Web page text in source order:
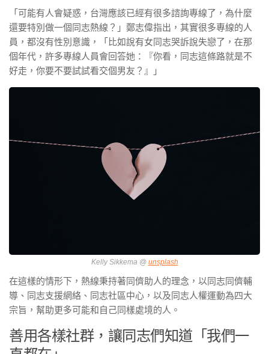
「可能有人會疑惑，台灣應該已經有很多諮詢專線了，為什麼
還要特別做一個同志熱線？」鄭志偉指出，其實很多專線的人
員，都沒有性別意識，「比如說有女同志哭訴說失戀了，在那
個年代，許多專線人員會回答她：『你看，同志這條路就是不
好走，你要不要試試看交個男友？』」
Kelly Sikkema @ unsplash
在這樣的情形下，熱線秉持著同儕助人的理念，以同志同儕輔
導、同志支援網絡、同志社區中心，以及同志人權運動為四大
宗旨，幫助更多可能和自己同樣處境的人。
善用各樣社群，讓同志們知道「我們一